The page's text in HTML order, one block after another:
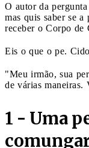
O autor da
mas quis saber se a
receber o Corpo de
Eis o que o pe.
"Meu irmão, sua
de várias maneiras.
1 - Uma